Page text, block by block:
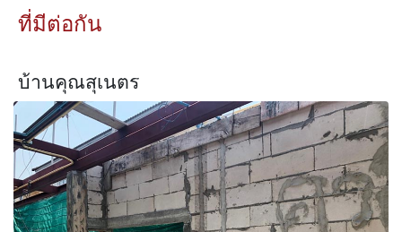
ที่มีต่อกัน
บ้านคุณสุเนตร